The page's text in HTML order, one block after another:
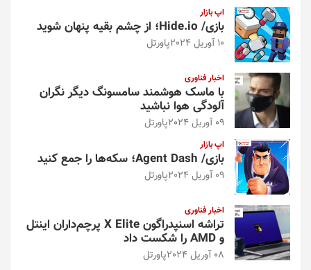
اپ بازار
بازی/ Hide.io؛ از چشم بقیه پنهان شوید
10 آوریل 2024 پاورتل
اخبار فناوری
با ماسک هوشمند سامسونگ دیگر نگران
آلودگی هوا نباشید
09 آوریل 2024 پاورتل
اپ بازار
بازی/ Agent Dash؛ سکه‌ها را جمع کنید
09 آوریل 2024 پاورتل
اخبار فناوری
تراشه اسنپدراگون X Elite پرچم‌داران اینتل
و AMD را شکست داد
08 آوریل 2024 پاورتل